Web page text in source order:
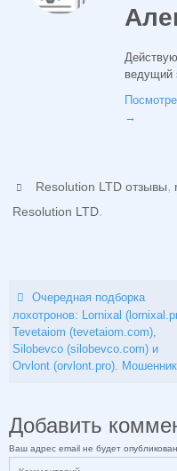
ведущий
→
Resolution LTD отзывы,
Resolution LTD.
Очередная подборка
лохотронов: Lornixal
Tevetaiom (tevetaiom.com),
Silobevco (silobevco.com) и
Orvlont (orvlont.pro).
Добавить
Ваш адрес email не будет опубликован.